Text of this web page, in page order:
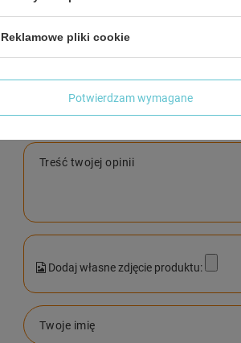
Treść twojej opinii
Dodaj własne zdjęcie produktu:
Twoje imię
Reklamowe pliki cookie
Potwierdzam wymagane